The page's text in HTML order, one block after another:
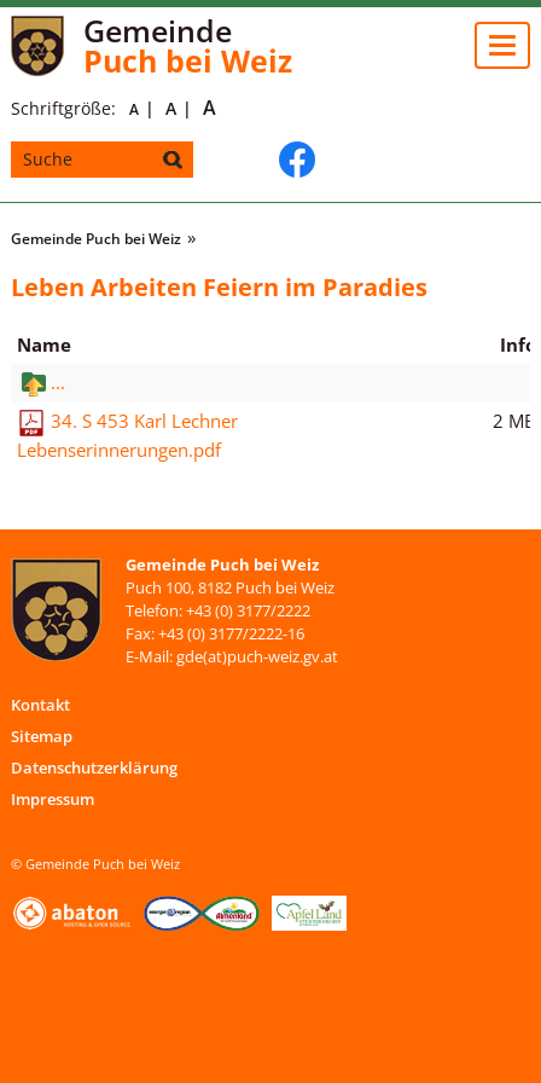
Gemeinde
Puch bei Weiz
Schriftgröße: A A A
Gemeinde Puch bei Weiz
Leben Arbeiten Feiern im Paradies
Name
Info
...
34. S 453 Karl Lechner
Lebenserinnerungen.pdf
2 MB
Gemeinde Puch bei Weiz
Puch 100, 8182 Puch bei Weiz
Telefon: +43 (0) 3177/2222
Fax: +43 (0) 3177/2222-16
E-Mail: gde(at)puch-weiz.gv.at
Kontakt
Sitemap
Datenschutzerklärung
Impressum
© Gemeinde Puch bei Weiz